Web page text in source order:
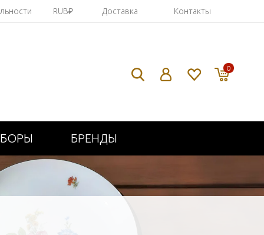
RUB₽ Доставка Контакты
0
БРЕНДЫ